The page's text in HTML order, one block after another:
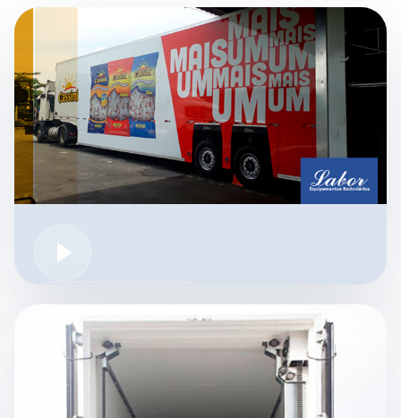
VEJA A DOUBLE DECK
FRIGORÍFICA EM OPERAÇÃO
Uma solução criada para transportar mais pallets,
reduzir viagens e elevar a eficiência da cadeia